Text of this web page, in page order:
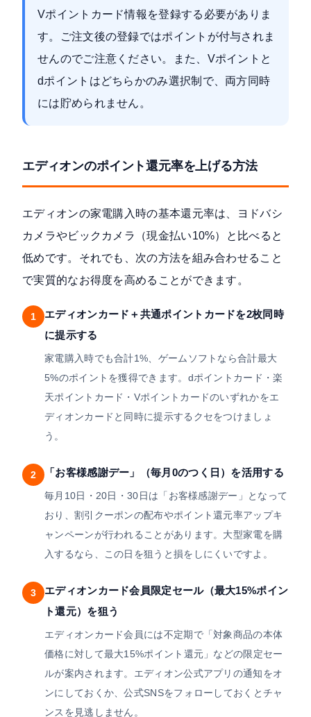
Vポイントカード情報を登録する必要がありま
す。ご注文後の登録ではポイントが付与されま
せんのでご注意ください。また、Vポイントと
dポイントはどちらかのみ選択制で、両方同時
には貯められません。
エディオンのポイント還元率を上げる方法
エディオンの家電購入時の基本還元率は、ヨドバシ
カメラやビックカメラ（現金払い10%）と比べると
低めです。それでも、次の方法を組み合わせること
で実質的なお得度を高めることができます。
1
エディオンカード＋共通ポイントカードを2枚同時
に提示する
家電購入時でも合計1%、ゲームソフトなら合計最大
5%のポイントを獲得できます。dポイントカード・楽
天ポイントカード・Vポイントカードのいずれかをエ
ディオンカードと同時に提示するクセをつけましょ
う。
2 「お客様感謝デー」（毎月0のつく日）を活用する
毎月10日・20日・30日は「お客様感謝デー」となって
おり、割引クーポンの配布やポイント還元率アップキ
ャンペーンが行われることがあります。大型家電を購
入するなら、この日を狙うと損をしにくいですよ。
3
エディオンカード会員限定セール（最大15%ポイン
ト還元）を狙う
エディオンカード会員には不定期で「対象商品の本体
価格に対して最大15%ポイント還元」などの限定セー
ルが案内されます。エディオン公式アプリの通知をオ
ンにしておくか、公式SNSをフォローしておくとチャ
ンスを見逃しません。